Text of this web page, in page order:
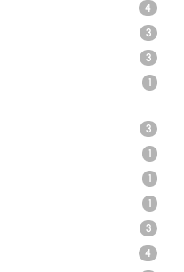
4
3
3
1
3
1
1
1
3
4